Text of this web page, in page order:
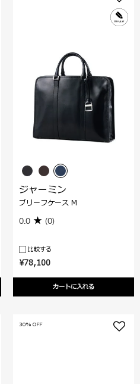
¥78,100
カートに入れる
ジャーミン
ブリーフケース M
0.0 (0)
比較する
30% OFF